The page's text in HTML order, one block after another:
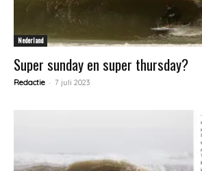
Nederland
Super sunday en super thursday?
Redactie - 7 juli 2023